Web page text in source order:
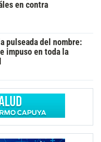
en contra
pulseada del nombre:
impuso en toda la